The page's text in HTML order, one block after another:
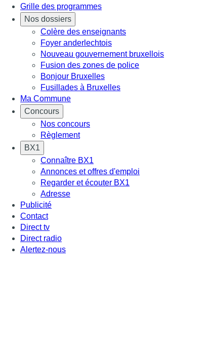
Grille des programmes
Nos dossiers
Colère des enseignants
Foyer anderlechtois
Nouveau gouvernement bruxellois
Fusion des zones de police
Bonjour Bruxelles
Fusillades à Bruxelles
Ma Commune
Concours
Nos concours
Règlement
BX1
Connaître BX1
Annonces et offres d'emploi
Regarder et écouter BX1
Adresse
Publicité
Contact
Direct tv
Direct radio
Alertez-nous